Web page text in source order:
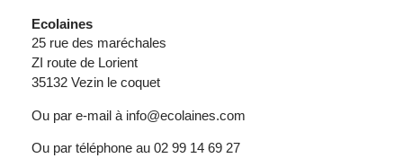
Ecolaines
25 rue des maréchales
ZI route de Lorient
35132 Vezin le coquet
Ou par e-mail à info@ecolaines.com
Ou par téléphone au 02 99 14 69 27